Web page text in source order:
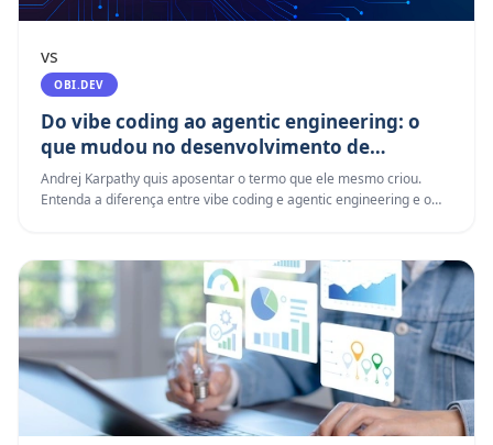
vs
OBI.DEV
Do vibe coding ao agentic engineering: o
que mudou no desenvolvimento de
software
Andrej Karpathy quis aposentar o termo que ele mesmo criou.
Entenda a diferença entre vibe coding e agentic engineering e o